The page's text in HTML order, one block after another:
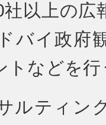
以上の広
バイ政府
トなどを行
ルティン